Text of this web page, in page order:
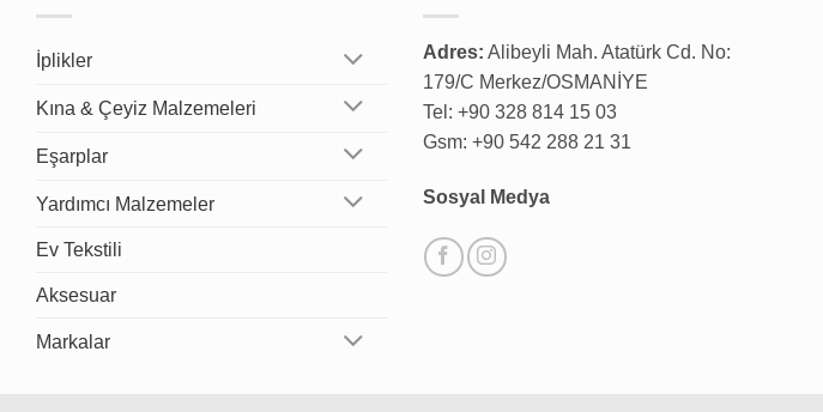
İplikler
Kına & Çeyiz Malzemeleri
Eşarplar
Yardımcı Malzemeler
Ev Tekstili
Aksesuar
Markalar
Adres: Alibeyli Mah. Atatürk Cd. No:
179/C Merkez/OSMANİYE
Tel: +90 328 814 15 03
Gsm: +90 542 288 21 31
Sosyal Medya